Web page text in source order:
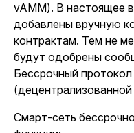
vAMM). В настоящее
добавлены вручную
контрактам. Тем не
будут одобрены
Бессрочный
Смарт-сеть